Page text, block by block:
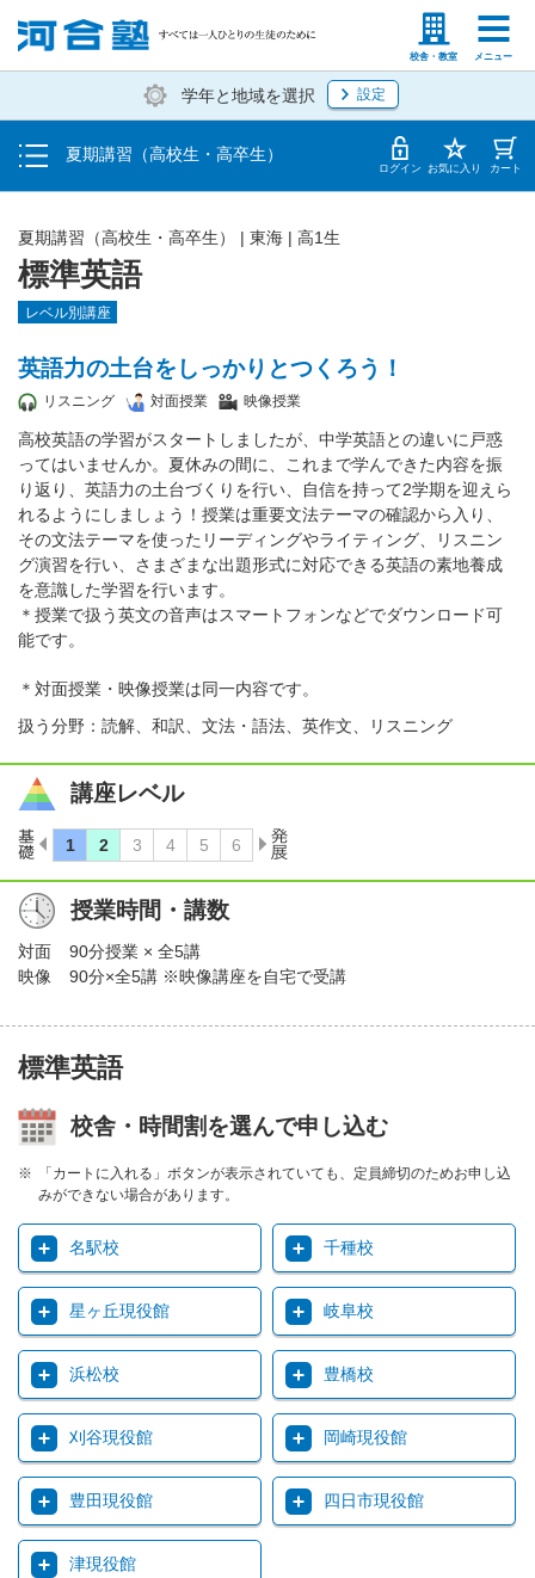
校舎・教室 メニュー
塾生の方 高等学校の先生
学年と地域を選択 設定
夏期講習（高校生・高卒生）
受講料・お申し込み方法
受講開始までの流れ
校舎・教室一覧 ログイン お気に入り カート
標準英語
夏期講習（高校生・高卒生） | 東海 | 高1生
レベル別講座
英語力の土台をしっかりとつくろう！
リスニング 対面授業 映像授業
高校英語の学習がスタートしましたが、中学英語との違いに戸惑
ってはいませんか。夏休みの間に、これまで学んできた内容を振
り返り、英語力の土台づくりを行い、自信を持って2学期を迎えら
れるようにしましょう！授業は重要文法テーマの確認から入り、
その文法テーマを使ったリーディングやライティング、リスニン
グ演習を行い、さまざまな出題形式に対応できる英語の素地養成
を意識した学習を行います。
＊授業で扱う英文の音声はスマートフォンなどでダウンロード可
能です。
＊対面授業・映像授業は同一内容です。
扱う分野：読解、和訳、文法・語法、英作文、リスニング
講座レベル
授業時間・講数
対面
90分授業 × 全5講
映像
90分×全5講 ※映像講座を自宅で受講
標準英語
校舎・時間割を選んで申し込む
「カートに入れる」ボタンが表示されていても、定員締切のためお申し込
みができない場合があります。
名駅校 千種校
星ヶ丘現役館 岐阜校
浜松校 豊橋校
刈谷現役館 岡崎現役館
豊田現役館 四日市現役館
津現役館